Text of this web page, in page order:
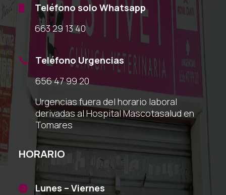
Teléfono solo Whatsapp
663 29 13 40

Teléfono Urgencias
656 47 99 20
Urgencias fuera del horario laboral
derivadas al Hospital Mascotasalud en
Tomares
HORARIO

Lunes – Viernes